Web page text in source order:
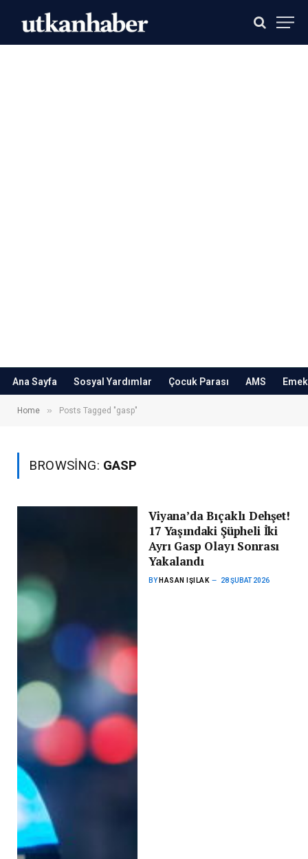
Ana Sayfa Sosyal Yardımlar Çocuk Parası AMS
Home » Posts Tagged "gasp"
BROWSING: GASP
Viyana’da Bıçaklı Dehşet!
17 Yaşındaki Şüpheli İki
Ayrı Gasp Olayı Sonrası
Yakalandı
BY HASAN IŞILAK 28 ŞUBAT 2026